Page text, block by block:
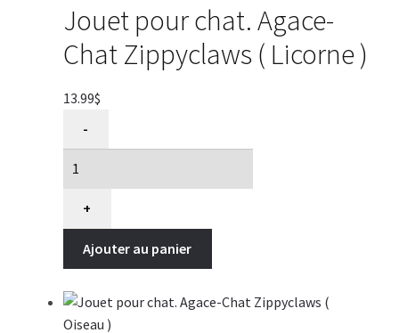
Jouet pour chat. Agace-
Chat Zippyclaws ( Licorne )
13.99$
Jouet
chat.
Agace-
Chat
Zippyclaws
(
Licorne
-
+
Ajouter au panier